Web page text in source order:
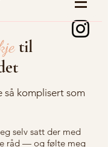
til
så komplisert som
selv satt der med
råd — og følte meg